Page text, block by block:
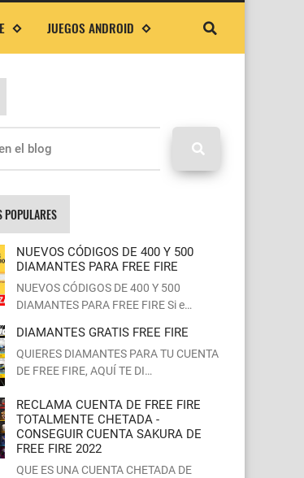
JUEGOS ANDROID
POPULARES
NUEVOS CÓDIGOS DE 400 Y 500
DIAMANTES PARA FREE FIRE
NUEVOS CÓDIGOS DE 400 Y 500
DIAMANTES PARA FREE FIRE Si e…
DIAMANTES GRATIS FREE FIRE
QUIERES DIAMANTES PARA TU CUENTA
DE FREE FIRE, AQUÍ TE DI…
RECLAMA CUENTA DE FREE FIRE
TOTALMENTE CHETADA -
CONSEGUIR CUENTA SAKURA DE
FREE FIRE 2022
QUE ES UNA CUENTA CHETADA DE